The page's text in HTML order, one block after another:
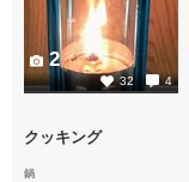
32 4
2
クッキング
鍋